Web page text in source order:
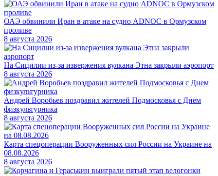
ОАЭ обвинили Иран в атаке на судно ADNOC в Ормузском
проливе
8 августа 2026
На Сицилии из-за извержения вулкана Этна закрыли аэропорт
8 августа 2026
Андрей Воробьев поздравил жителей Подмосковья с Днем
физкультурника
8 августа 2026
Карта спецоперации Вооруженных сил России на Украине на
08.08.2026
8 августа 2026